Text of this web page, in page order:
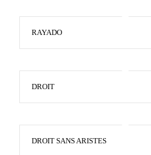
RAYADO
DROIT
DROIT SANS ARISTES